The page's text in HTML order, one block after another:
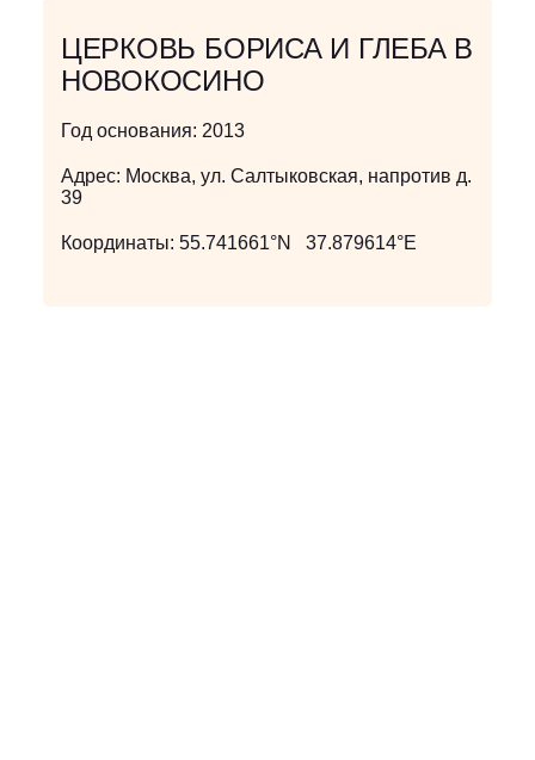
ЦЕРКОВЬ БОРИСА И ГЛЕБА В
НОВОКОСИНО
Год основания: 2013
Адрес: Москва, ул. Салтыковская, напротив д.
39
Координаты: 55.741661°N 37.879614°E